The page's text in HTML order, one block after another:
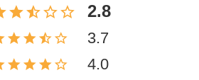
2.8
3.7
4.0